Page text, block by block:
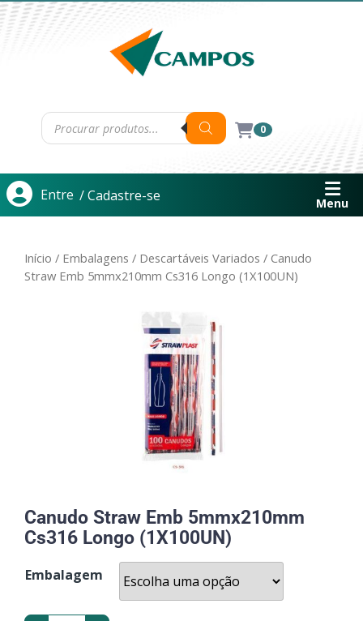
0
Entre / Cadastre-se Menu
Início / Embalagens / Descartáveis Variados / Canudo
Straw Emb 5mmx210mm Cs316 Longo (1X100UN)
Canudo Straw Emb 5mmx210mm
Cs316 Longo (1X100UN)
Embalagem